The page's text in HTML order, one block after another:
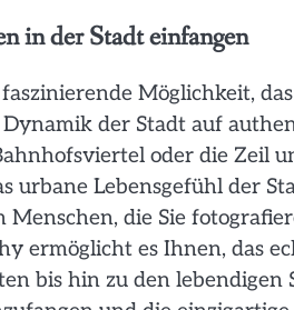
in der Stadt einfangen
Möglichkeit,
der Stadt auf
oder die Zeil
urbane Lebensgefühl der
Menschen, die Sie
ermöglicht es Ihnen, das
bis hin zu den lebendigen